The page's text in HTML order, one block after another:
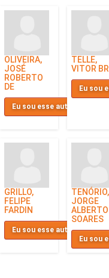
OLIVEIRA,
JOSÉ
ROBERTO
DE
Eu sou esse autor
TELLE,
VITOR
Eu sou
GRILLO,
FELIPE
FARDIN
Eu sou esse autor
TENÓRIO,
JORGE
ALBERTO
SOARES
Eu sou